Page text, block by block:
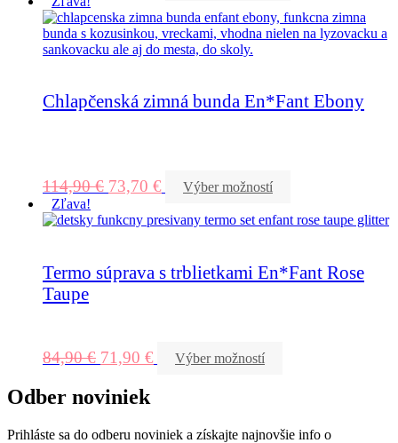
Chlapčenská zimná bunda En*Fant Ebony
114,90€ 73,70 €
Výber možností
Zľava!
Termo súprava s trblietkami En*Fant Rose
Taupe
84,90€ 71,90 € Výber možností
Odber noviniek
Prihláste sa do odberu noviniek a získajte najnovšie info o